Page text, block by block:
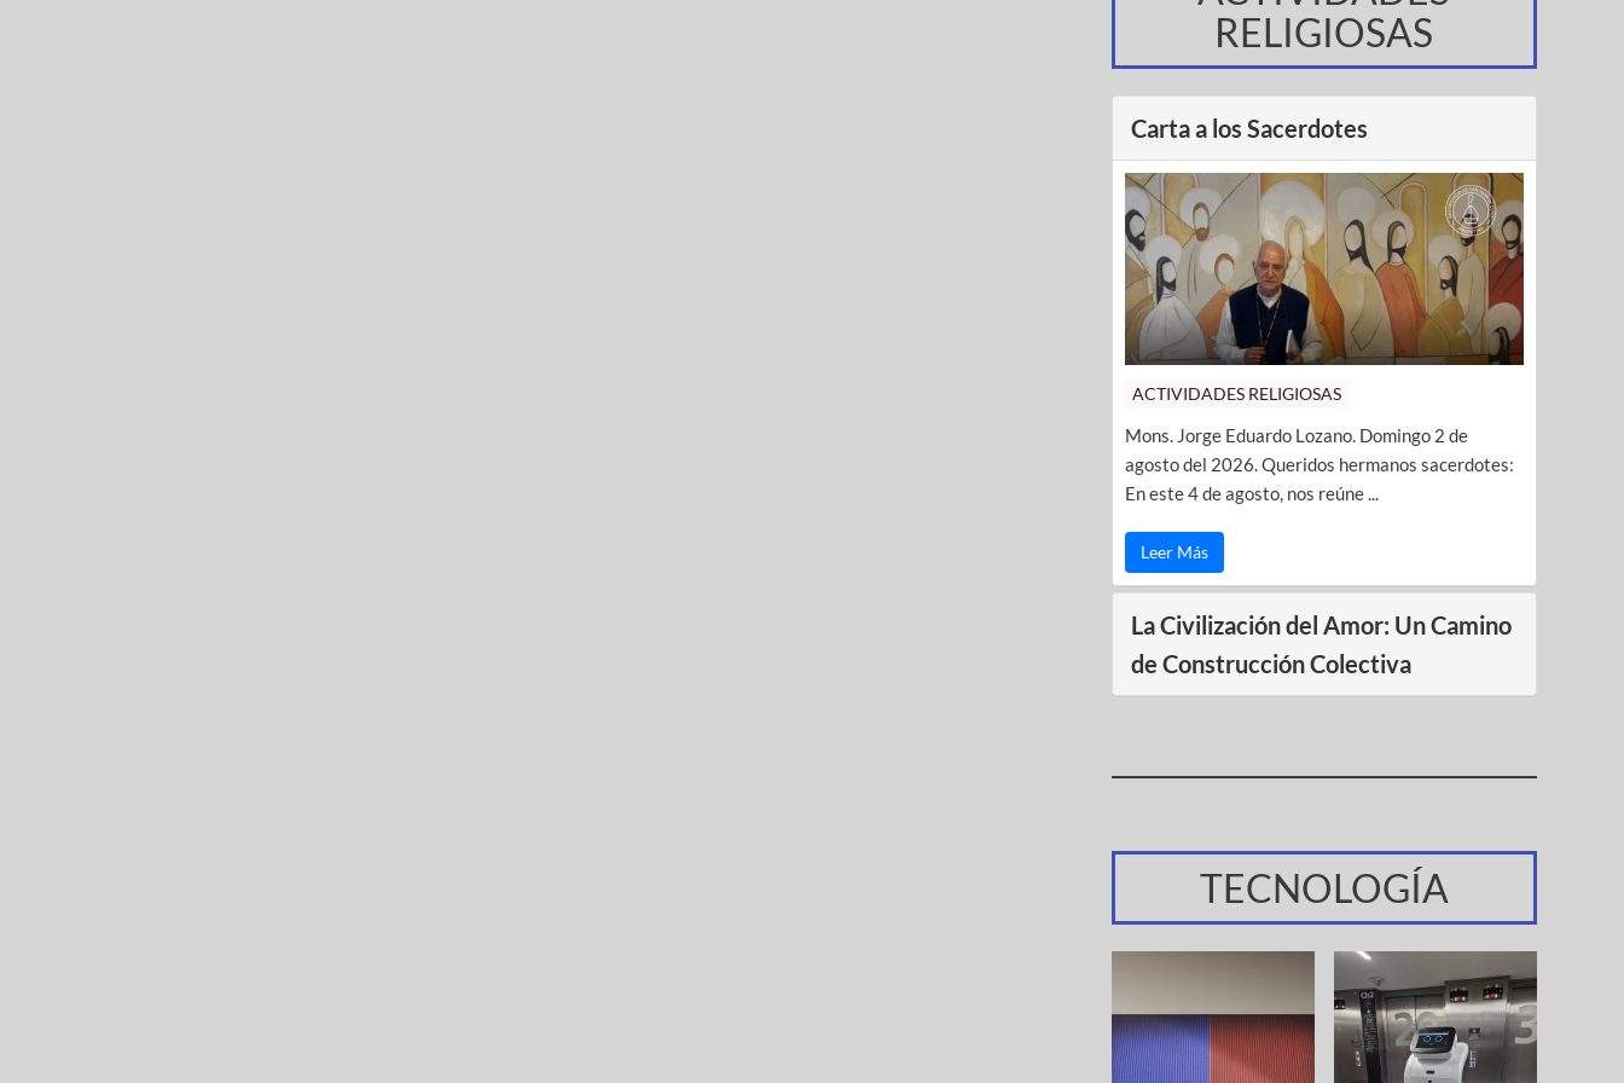
RELIGIOSAS
Carta a los Sacerdotes
ACTIVIDADES RELIGIOSAS
Mons. Jorge Eduardo Lozano. Domingo 2 de
agosto del 2026. Queridos hermanos sacerdotes:
En este 4 de agosto, nos reúne ...
Leer Más
La Civilización del Amor: Un Camino
de Construcción Colectiva
TECNOLOGÍA